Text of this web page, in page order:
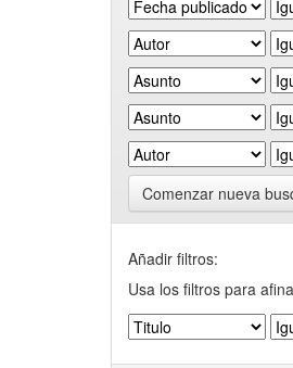
Comenzar nueva
Añadir filtros:
Usa los filtros para